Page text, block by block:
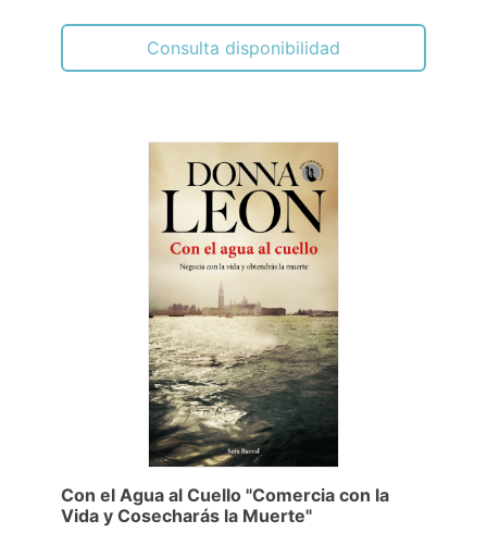
Consulta disponibilidad
Con el Agua al Cuello "Comercia con la
Vida y Cosecharás la Muerte"